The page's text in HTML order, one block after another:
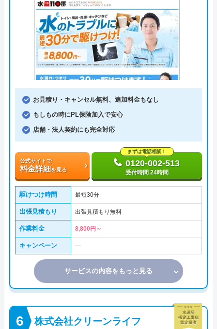
お見積り・キャンセル無料、追加料金もなし
もしもの時にPL保険加入で安心
店舗・法人契約にも完全対応
公式サイトで
料金詳細を見る
まずは電話相談！
0120-002-513
受付時間 24時間
駆けつけ時間 最短30分
出張見積もり 出張見積もり無料
作業料金 8,800円～
キャンペーン ―
サービスの内容をもっと見る
株式会社クリーンライフ